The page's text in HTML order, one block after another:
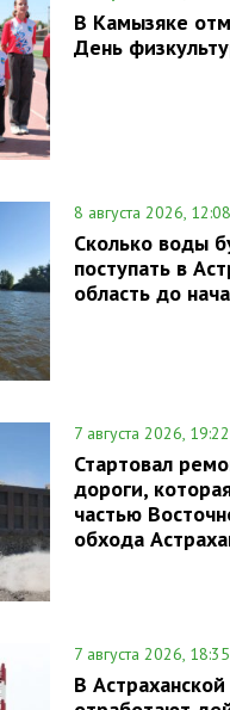
В Камызяке
День
8 августа 2026, 12:08
Сколько воды
поступать в
область до
7 августа 2026, 19:22
Стартовал
дороги,
частью
обхода
7 августа 2026, 18:35
В